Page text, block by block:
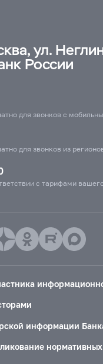
ул.
России
для звонков с
для звонков из
с тарифами
информации
нормативных